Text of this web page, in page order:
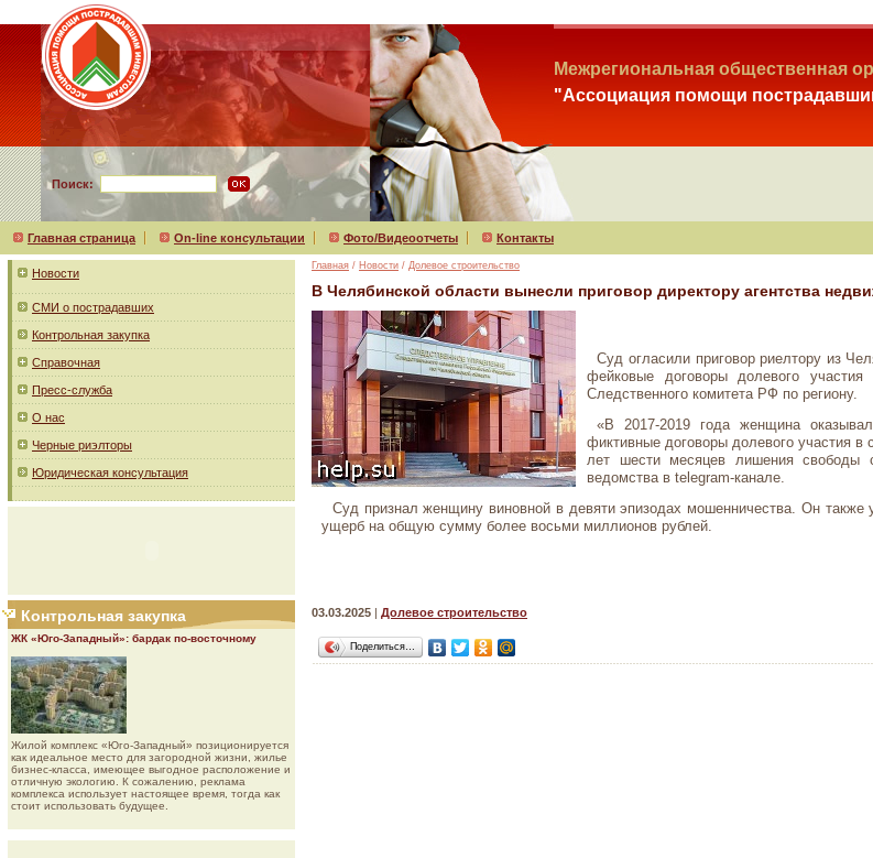
Межрегиональная общественная
"Ассоциация помощи
Поиск:
Главная страница On-line консультации Фото/Видеоотчеты Контакты
Новости
СМИ о пострадавших
Контрольная закупка
Справочная
Пресс-служба
О нас
Черные риэлторы
Юридическая консультация
Контрольная закупка
ЖК «Юго-Западный»: бардак по-восточному
Жилой комплекс «Юго-Западный» позиционируется
как идеальное место для загородной жизни, жилье
бизнес-класса, имеющее выгодное расположение и
отличную экологию. К сожалению, реклама
комплекса использует настоящее время, тогда как
стоит использовать будущее.
Главная / Новости / Долевое строительство
В Челябинской области вынесли приговор директору агентства
Суд огласили приговор риелтору из
фейковые договоры долевого
Следственного комитета РФ по региону.
«В 2017-2019 года женщина
фиктивные договоры долевого участия в
лет шести месяцев лишения свободы
ведомства в telegram-канале.
Суд признал женщину виновной в девяти эпизодах мошенничества. Он
ущерб на общую сумму более восьми миллионов рублей.
03.03.2025 | Долевое строительство
Поделиться…